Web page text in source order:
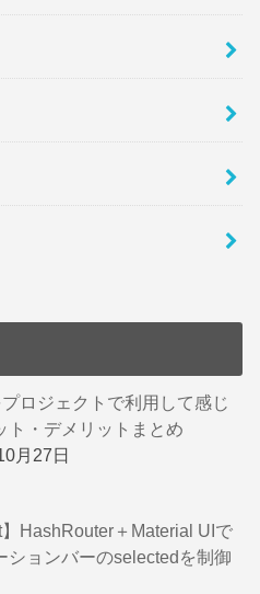
ロジェクトで利用して感じ
ト・デメリットまとめ
月27日
】HashRouter＋Material UIで
ションバーのselectedを制御